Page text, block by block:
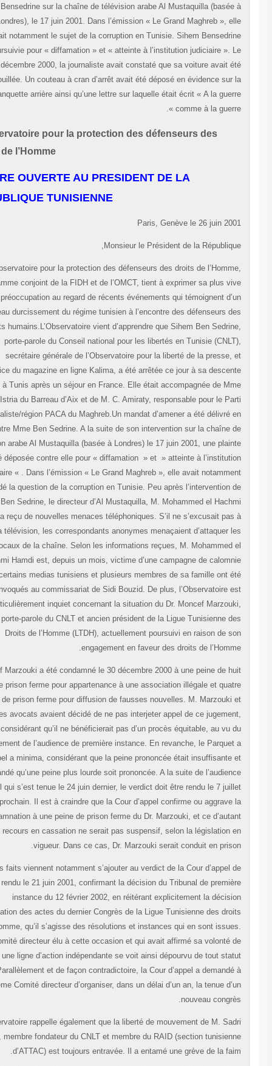
Bensedrine sur la chaîne de télévision arabe Al Mustaquilla (basée
Londres), le 17 juin 2001. Dans l’émission « Le Grand Maghreb »,
évoquait notamment le sujet de la corruption en Tunisie. Sihem
est poursuivie pour « diffamation » et « atteinte à l’institution judiciaire ».
15 décembre 2000, la journaliste avait constaté que sa voiture avait
fouillée. Un couteau à cran d’arrêt avait été déposé en évidence sur
banquette arrière ainsi qu’une lettre sur laquelle était écrit « A la
comme à la guerre
L’Observatoire pour la protection des défenseurs des
droits de l’Homme
LETTRE OUVERTE AU PRESIDENT DE LA
REPUBLIQUE TUNISIENNE
Paris, Genève le 26 juin
Monsieur le Président de la
L’Observatoire pour la protection des défenseurs des droits de
programme conjoint de la FIDH et de l’OMCT, tient à exprimer sa plus
préoccupation au regard de récents événements qui témoignent
nouveau durcissement du régime tunisien à l’encontre des défenseurs
droits humains.L’Observatoire vient d’apprendre que Sihem Ben
porte-parole du Conseil national pour les libertés en Tunisie
secrétaire générale de l’Observatoire pour la liberté de la presse,
directrice du magazine en ligne Kalima, a été arrêtée ce jour à sa
d’avion à Tunis après un séjour en France. Elle était accompagnée de
E. D’Istria du Barreau d’Aix et de M. C. Amiraty, responsable pour le
Socialiste/région PACA du Maghreb.Un mandat d’amener a été délivré
juin contre Mme Ben Sedrine. A la suite de son intervention sur la chaîne
télévision arabe Al Mustaquilla (basée à Londres) le 17 juin 2001, une
a été déposée contre elle pour « diffamation » et » atteinte à
judiciaire « . Dans l’émission « Le Grand Maghreb », elle avait
abordé la question de la corruption en Tunisie. Peu après l’intervention
Mme Ben Sedrine, le directeur d’Al Mustaquilla, M. Mohammed el
Hamdi, a reçu de nouvelles menaces téléphoniques. S’il ne s’excusait pas
la télévision, les correspondants anonymes menaçaient d’attaquer
locaux de la chaîne. Selon les informations reçues, M. Mohammed
Hachmi Hamdi est, depuis un mois, victime d’une campagne de
dans certains medias tunisiens et plusieurs membres de sa famille ont
convoqués au commissariat de Sidi Bouzid. De plus, l’Observatoire
particulièrement inquiet concernant la situation du Dr. Moncef
ancien porte-parole du CNLT et ancien président de la Ligue Tunisienne
Droits de l’Homme (LTDH), actuellement poursuivi en raison de
engagement en faveur des droits de
Moncef Marzouki a été condamné le 30 décembre 2000 à une peine de
mois de prison ferme pour appartenance à une association illégale et
mois de prison ferme pour diffusion de fausses nouvelles. M. Marzouki
ses avocats avaient décidé de ne pas interjeter appel de ce
considérant qu’il ne bénéficierait pas d’un procès équitable, au vu
déroulement de l’audience de première instance. En revanche, le Parquet
fait appel a minima, considérant que la peine prononcée était insuffisante
a demandé qu’une peine plus lourde soit prononcée. A la suite de
en appel qui s’est tenue le 24 juin dernier, le verdict doit être rendu le 7
prochain. Il est à craindre que la Cour d’appel confirme ou aggrave
condamnation à une peine de prison ferme du Dr. Marzouki, et ce
qu’un recours en cassation ne serait pas suspensif, selon la législation
vigueur. Dans ce cas, Dr. Marzouki serait conduit en
Ces faits viennent notamment s’ajouter au verdict de la Cour d’appel
Tunis, rendu le 21 juin 2001, confirmant la décision du Tribunal de
instance du 12 février 2002, en réitérant explicitement la
d’annulation des actes du dernier Congrès de la Ligue Tunisienne des
de l’Homme, qu’il s’agisse des résolutions et instances qui en sont
Le Comité directeur élu à cette occasion et qui avait affirmé sa volonté
suivre une ligne d’action indépendante se voit ainsi dépourvu de tout
légal. Parallèlement et de façon contradictoire, la Cour d’appel a demandé
ce même Comité directeur d’organiser, dans un délai d’un an, la tenue
nouveau
L’Observatoire rappelle également que la liberté de mouvement de M.
Khiari, membre fondateur du CNLT et membre du RAID (section
d’ATTAC) est toujours entravée. Il a entamé une grève de la